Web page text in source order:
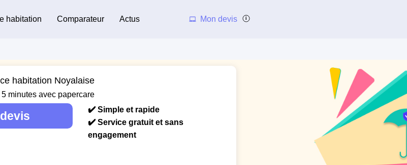
habitation Comparateur Actus Mon devis
habitation Noyalaise
minutes avec papercare
✔️ Simple et rapide
✔️ Service gratuit et sans
engagement